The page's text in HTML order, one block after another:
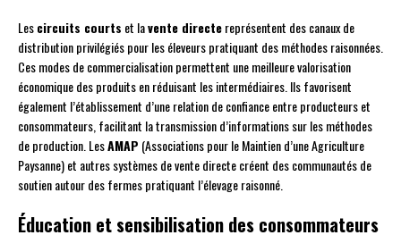
Lescircuits courts et lavente directereprésentent des canaux de
distribution privilégiés pour les éleveurs pratiquant des méthodes raisonnées.
Ces modes de commercialisation permettent une meilleure valorisation
économique des produits en réduisant les intermédiaires. Ils favorisent
également l’établissement d’une relation de confiance entre producteurs et
consommateurs, facilitant la transmission d’informations sur les méthodes
de production. LesAMAP (Associations pour le Maintien d’une Agriculture
Paysanne) et autres systèmes de vente directe créent des communautés de
soutien autour des fermes pratiquant l’élevage raisonné.
Éducation et sensibilisation des consommateurs